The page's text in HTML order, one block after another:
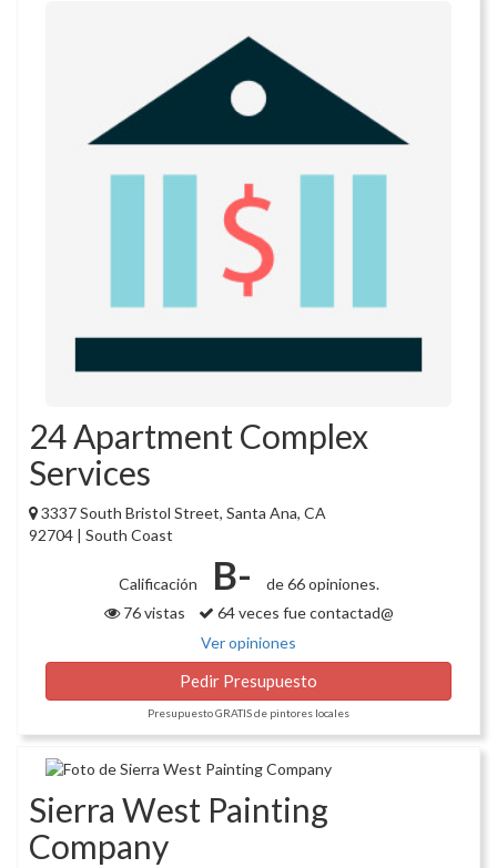
24 Apartment Complex
Services
3337 South Bristol Street, Santa Ana, CA
92704 | South Coast
Calificación B-
de 66 opiniones.
76 vistas
64 veces fue contactad@
Ver opiniones
Pedir Presupuesto
Presupuesto GRATIS de pintores locales
Sierra West Painting
Company